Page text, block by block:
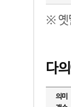
※ 옛
다
의미